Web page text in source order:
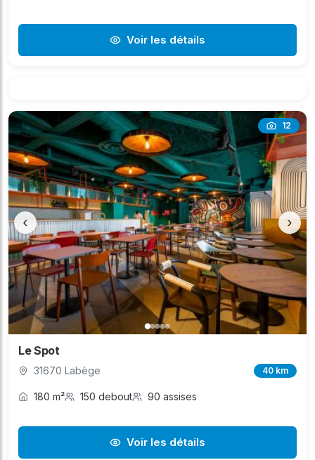
Voir les détails
12
‹ ›
Le Spot
31670 Labège 40 km
180 m² 150 debout 90 assises
Voir les détails